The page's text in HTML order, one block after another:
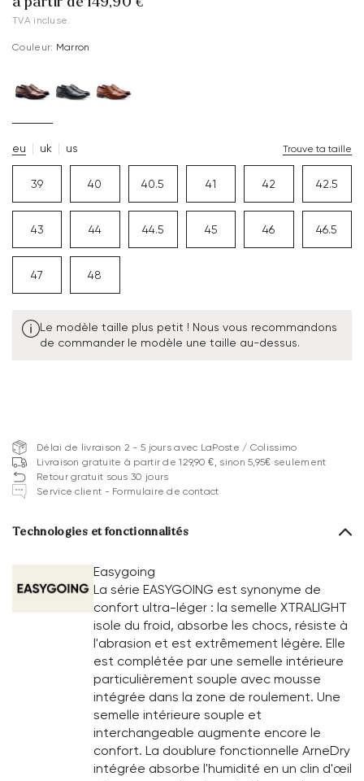
TVA incluse.
Couleur: Marron
eu uk us Trouve ta taille
39 40 40.5 41 42 42.5
43 44 44.5 45 46 46.5
47 48
Le modèle taille plus petit ! Nous vous recommandons
de commander le modèle une taille au-dessus.
Délai de livraison 2 - 5 jours avec LaPoste / Colissimo
Livraison gratuite à partir de 129,90 €, sinon 5,95€ seulement
Retour gratuit sous 30 jours
Service client - Formulaire de contact
Technologies et fonctionnalités
Easygoing
La série EASYGOING est synonyme de
confort ultra-léger : la semelle XTRALIGHT
isole du froid, absorbe les chocs, résiste à
l'abrasion et est extrêmement légère. Elle
est complétée par une semelle intérieure
particulièrement souple avec mousse
intégrée dans la zone de roulement. Une
semelle intérieure souple et
interchangeable augmente encore le
confort. La doublure fonctionnelle ArneDry
intégrée absorbe l'humidité en un clin d'œil